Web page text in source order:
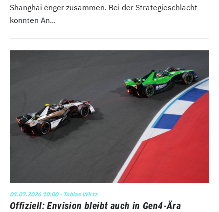
Shanghai enger zusammen. Bei der Strategieschlacht
konnten An...
01.07.2026 10:00· Tobias Wirtz
Offiziell: Envision bleibt auch in Gen4-Ära